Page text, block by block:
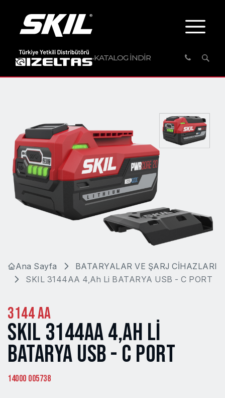
KATALOG İNDİR
Ana Sayfa
BATARYALAR VE ŞARJ CİHAZLARI
SKIL 3144AA 4,Ah Li BATARYA USB - C PORT
3144 AA
SKIL 3144AA 4,AH LI
BATARYA USB - C PORT
14000 005738